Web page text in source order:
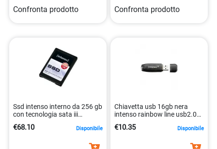
Confronta prodotto Confronta prodotto
Ssd intenso interno da 256 gb
con tecnologia sata iii
€68.10 Disponibile
Chiavetta usb 16gb nera
intenso rainbow line usb2.0
€10.35 Disponibile